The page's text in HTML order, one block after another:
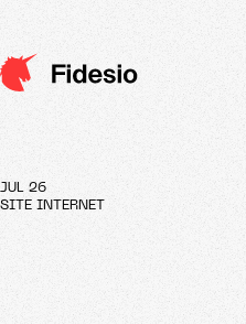
contenu
principal
JUL 26
SITE INTERNET